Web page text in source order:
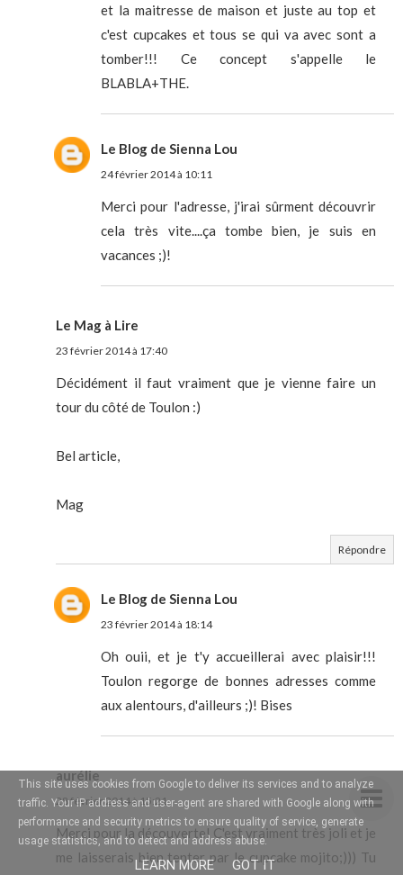
et la maitresse de maison et juste au top et
c'est cupcakes et tous se qui va avec sont a
tomber!!! Ce concept s'appelle le
BLABLA+THE.
Le Blog de Sienna Lou
24 février 2014 à 10:11
Merci pour l'adresse, j'irai sûrment découvrir
cela très vite....ça tombe bien, je suis en
vacances ;)!
Le Mag à Lire
23 février 2014 à 17:40
Décidément il faut vraiment que je vienne faire un
tour du côté de Toulon :)
Bel article,
Mag
Répondre
Le Blog de Sienna Lou
23 février 2014 à 18:14
Oh ouii, et je t'y accueillerai avec plaisir!!!
Toulon regorge de bonnes adresses comme
aux alentours, d'ailleurs ;)! Bises
aurélie
28 février 2014 à 15:21
Merci pour la découverte! C'est vraiment très joli et je
me laisserais bien tenter par le cupcake mojito;))) Tu
This site uses cookies from Google to deliver its services and to analyze
traffic. Your IP address and user-agent are shared with Google along with
performance and security metrics to ensure quality of service, generate
usage statistics, and to detect and address abuse.
LEARN MORE GOT IT